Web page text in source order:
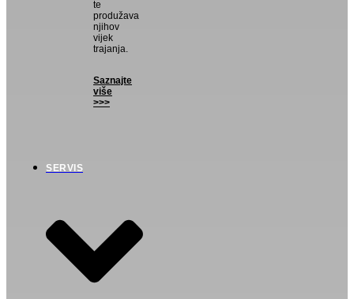
te
produžava
njihov
vijek
trajanja.
Saznajte
više
>>>
SERVIS